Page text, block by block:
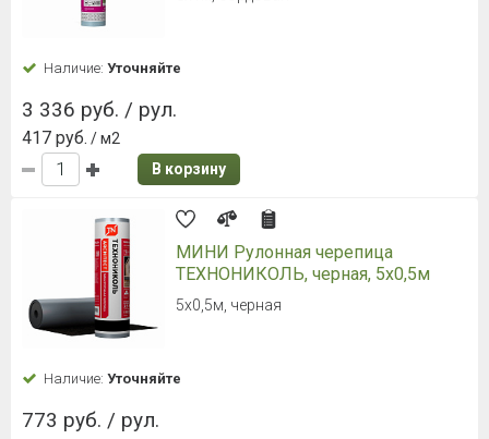
Наличие: Уточняйте
3 336 руб. / рул.
417 руб. / м2
В корзину
МИНИ Рулонная черепица
ТЕХНОНИКОЛЬ, черная, 5х0,5м
5х0,5м, черная
Наличие: Уточняйте
773 руб. / рул.